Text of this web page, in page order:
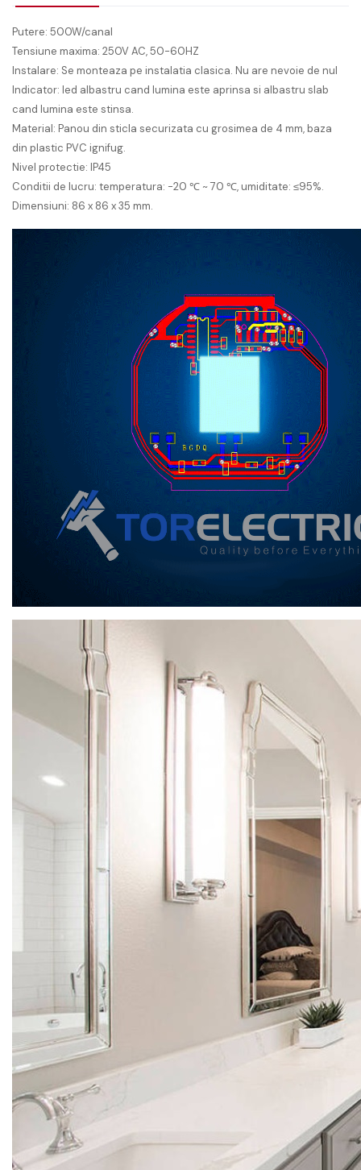
Putere: 500W/canal
Tensiune maxima: 250V AC, 50-60HZ
Instalare: Se monteaza pe instalatia clasica. Nu are nevoie de nul
Indicator: led albastru cand lumina este aprinsa si albastru slab
cand lumina este stinsa.
Material: Panou din sticla securizata cu grosimea de 4 mm, baza
din plastic PVC ignifug.
Nivel protectie: IP45
Conditii de lucru: temperatura: -20 ℃ ~ 70 ℃, umiditate: ≤95%.
Dimensiuni: 86 x 86 x 35 mm.